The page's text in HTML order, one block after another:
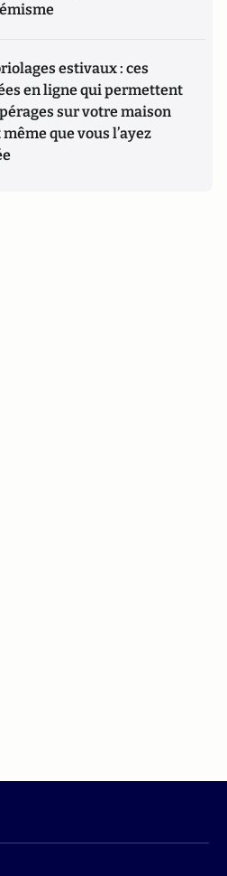
estivaux : ces
en ligne qui permettent
sur votre maison
que vous l’ayez